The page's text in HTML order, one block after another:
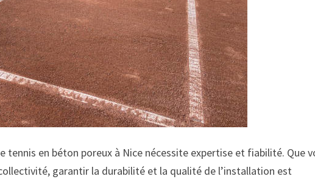
tennis en béton poreux à Nice nécessite expertise et fiabilité. Que
garantir la durabilité et la qualité de l’installation est